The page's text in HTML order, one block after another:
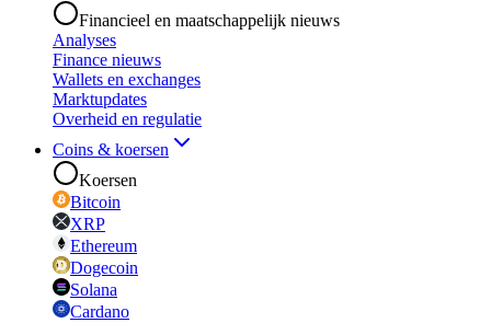
Financieel en maatschappelijk nieuws
Analyses
Finance nieuws
Wallets en exchanges
Marktupdates
Overheid en regulatie
Coins & koersen
Koersen
Bitcoin
XRP
Ethereum
Dogecoin
Solana
Cardano